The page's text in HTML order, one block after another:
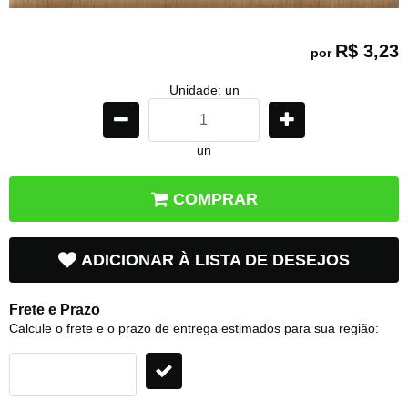
por R$ 3,23
Unidade: un
un
COMPRAR
ADICIONAR À LISTA DE DESEJOS
Frete e Prazo
Calcule o frete e o prazo de entrega estimados para sua região: